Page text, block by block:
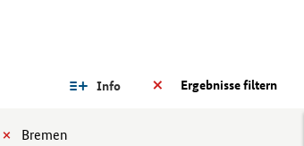
Ergebnisse filtern
Info
Bremen